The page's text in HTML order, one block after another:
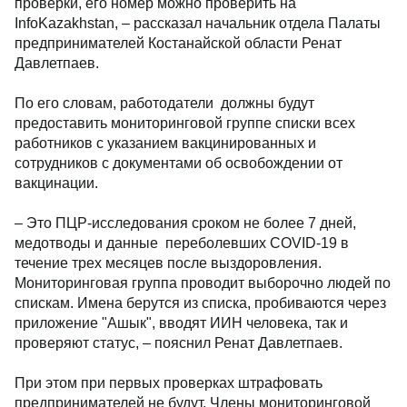
проверки, его номер можно проверить на
InfoKazakhstan, – рассказал начальник отдела Палаты
предпринимателей Костанайской области Ренат
Давлетпаев.
По его словам, работодатели должны будут
предоставить мониторинговой группе списки всех
работников с указанием вакцинированных и
сотрудников с документами об освобождении от
вакцинации.
– Это ПЦР-исследования сроком не более 7 дней,
медотводы и данные переболевших COVID-19 в
течение трех месяцев после выздоровления.
Мониторинговая группа проводит выборочно людей по
спискам. Имена берутся из списка, пробиваются через
приложение "Ашык", вводят ИИН человека, так и
проверяют статус, – пояснил Ренат Давлетпаев.
При этом при первых проверках штрафовать
предпринимателей не будут. Члены мониторинговой